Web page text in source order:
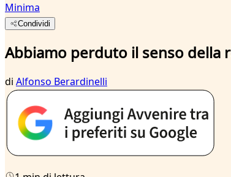
Minima
Condividi
Abbiamo perduto il senso della
di Alfonso Berardinelli